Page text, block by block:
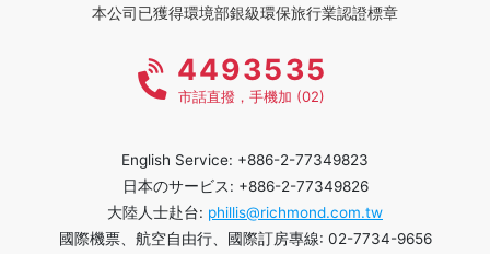
本公司已獲得環境部銀級環保旅行業認證標章
4493535
市話直撥，手機加 (02)
English Service: +886-2-77349823
日本のサービス: +886-2-77349826
大陸人士赴台: phillis@richmond.com.tw
國際機票、航空自由行、國際訂房專線: 02-7734-9656